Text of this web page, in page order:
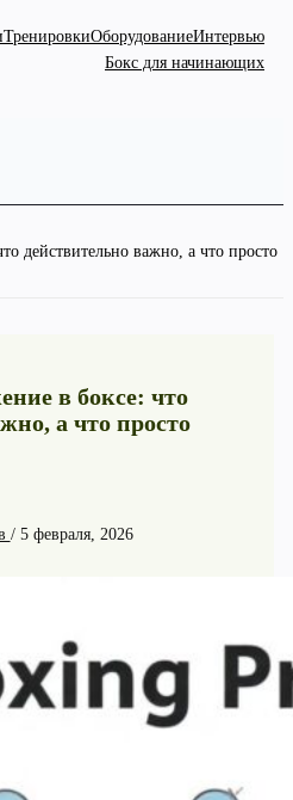
ТренировкиОборудованиеИнтервью
Бокс для начинающих
действительно важно, а что просто
в боксе: что
а что просто
/ 5 февраля, 2026